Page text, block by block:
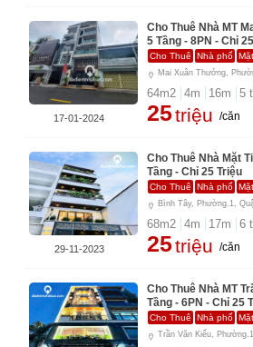
Cho Thuê Nhà MT
5 Tầng - 8PN - Chỉ
Cho Thuê Nhà phố
Mai Xuân Thưởng,
64m2 4m 16m 5
25triệu /căn
17-01-2024
Cho Thuê Nhà Mặt
Tầng - Chỉ 25 Triệu
Cho Thuê Nhà phố
Bình Tây, Phường.1,
68m2 4m 17m 6
25triệu /căn
29-11-2023
Cho Thuê Nhà MT
Tầng - 6PN - Chỉ 25
Cho Thuê Nhà phố
Trần Văn Kiểu,